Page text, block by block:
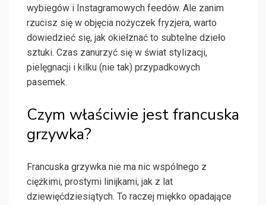
wybiegów i Instagramowych feedów. Ale zanim
rzucisz się w objęcia nożyczek fryzjera, warto
dowiedzieć się, jak okiełznać to subtelne dzieło
sztuki. Czas zanurzyć się w świat stylizacji,
pielęgnacji i kilku (nie tak) przypadkowych
pasemek.
Czym właściwie jest francuska
grzywka?
Francuska grzywka nie ma nic wspólnego z
ciężkimi, prostymi linijkami, jak z lat
dziewięćdziesiątych. To raczej miękko opadające